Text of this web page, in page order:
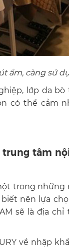
ẩm, càng sử
lớp da
có thể cảm
tâm
trong
nên lựa
sẽ là địa chỉ
về nhập